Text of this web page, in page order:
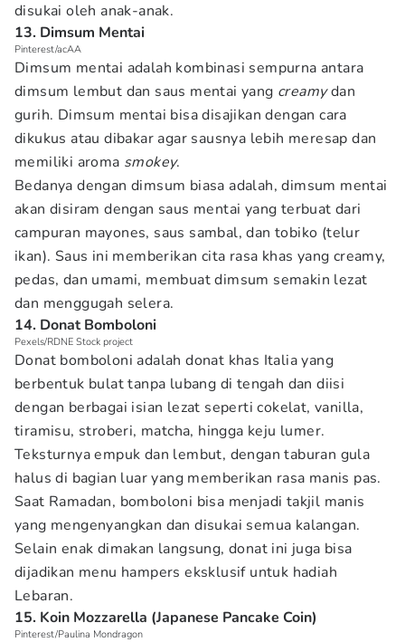
disukai oleh anak-anak.
13. Dimsum Mentai
Pinterest/acAA
Dimsum mentai adalah kombinasi sempurna antara
dimsum lembut dan saus mentai yang creamydan
gurih. Dimsum mentai bisa disajikan dengan cara
dikukus atau dibakar agar sausnya lebih meresap dan
memiliki aroma smokey.
Bedanya dengan dimsum biasa adalah, dimsum mentai
akan disiram dengan saus mentai yang terbuat dari
campuran mayones, saus sambal, dan tobiko (telur
ikan). Saus ini memberikan cita rasa khas yang creamy,
pedas, dan umami, membuat dimsum semakin lezat
dan menggugah selera.
14. Donat Bomboloni
Pexels/RDNE Stock project
Donat bomboloni adalah donat khas Italia yang
berbentuk bulat tanpa lubang di tengah dan diisi
dengan berbagai isian lezat seperti cokelat, vanilla,
tiramisu, stroberi, matcha, hingga keju lumer.
Teksturnya empuk dan lembut, dengan taburan gula
halus di bagian luar yang memberikan rasa manis pas.
Saat Ramadan, bomboloni bisa menjadi takjil manis
yang mengenyangkan dan disukai semua kalangan.
Selain enak dimakan langsung, donat ini juga bisa
dijadikan menu hampers eksklusif untuk hadiah
Lebaran.
15. Koin Mozzarella (Japanese Pancake Coin)
Pinterest/Paulina Mondragon